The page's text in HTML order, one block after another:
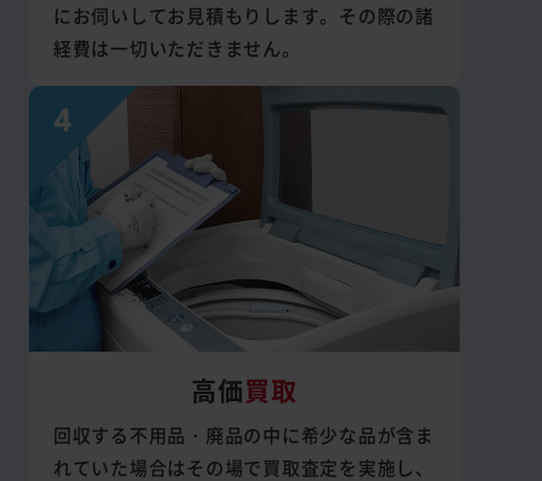
にお伺いしてお見積もりします。その際の諸
経費は一切いただきません。
高価買取
回収する不用品・廃品の中に希少な品が含ま
れていた場合はその場で買取査定を実施し、